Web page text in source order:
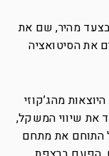
בצעד מהיר, שם את
את הסיטואציה
מהג’קוזי
את שיווי המשקל,
התוחם את מתחם